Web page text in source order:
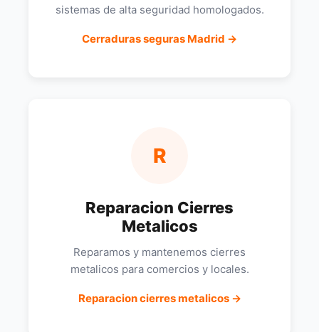
sistemas de alta seguridad homologados.
Cerraduras seguras Madrid →
R
Reparacion Cierres
Metalicos
Reparamos y mantenemos cierres
metalicos para comercios y locales.
Reparacion cierres metalicos →